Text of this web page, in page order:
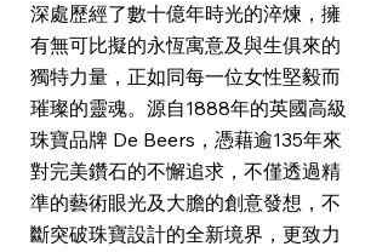
深處歷經了數十億年時光的淬煉，擁
有無可比擬的永恆寓意及與生俱來的
獨特力量，正如同每一位女性堅毅而
璀璨的靈魂。源自1888年的英國高級
珠寶品牌 De Beers，憑藉逾135年來
對完美鑽石的不懈追求，不僅透過精
準的藝術眼光及大膽的創意發想，不
斷突破珠寶設計的全新境界，更致力